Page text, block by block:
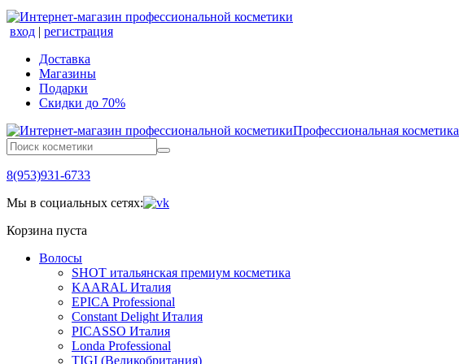
вход | регистрация
Доставка
Магазины
Подарки
Скидки до 70%
Профессиональная косметика
8(953)931-6733
Мы в социальных сетях:
Корзина пуста
Волосы
SHOT итальянская премиум косметика
KAARAL Италия
EPICA Professional
Constant Delight Италия
PICASSO Италия
Londa Professional
TIGI (Великобритания)